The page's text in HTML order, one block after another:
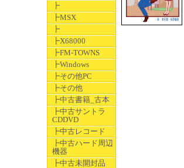
┣
┣MSX
┣
┣X68000
┣FM-TOWNS
┣Windows
┣その他PC
┣その他
┣中古書籍_古本
┣中古サントラ
CDDVD
┣中古レコード
┣中古ハード周辺
機器
┣中古未開封品